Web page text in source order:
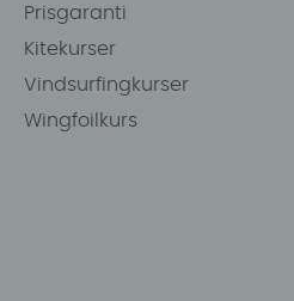
Prisgaranti
Kitekurser
Vindsurfingkurser
Wingfoilkurs